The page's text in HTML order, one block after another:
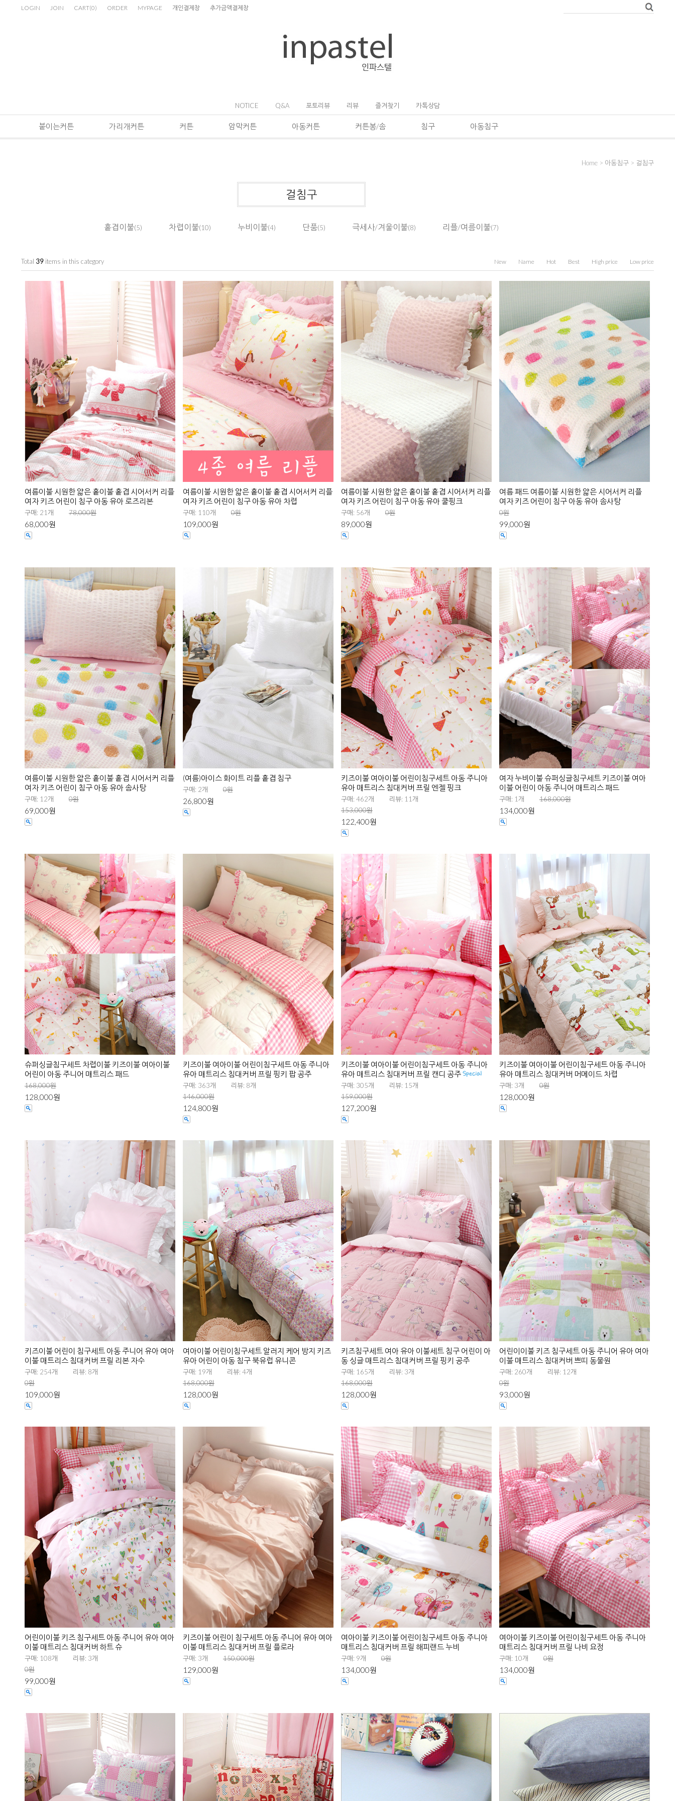
LOGIN JOIN CART(0) ORDER MYPAGE 개인결제창 추가금액결제창
NOTICE Q&A 포토리뷰 리뷰 즐겨찾기 카톡상담
붙이는커튼 가리개커튼 커튼 암막커튼 아동커튼 커튼봉/솜 침구 아동침구
Home > 아동침구 > 걸침구
걸침구
홑겹이불(5) 차렵이불(10) 누비이불(4) 단품(5) 극세사/겨울이불(8) 리플/여름이불(7)
Total 39 items in this category New Name Hot Best High price Low price
여름이불 시원한 얇은 홑이불 홑겹 시어서커 리플
여자 키즈 어린이 침구 아동 유아 로즈리본
구매: 21개 78,000원
68,000원
여름이불 시원한 얇은 홑이불 홑겹 시어서커 리플
여자 키즈 어린이 침구 아동 유아 차렵
구매: 110개 0원
109,000원
여름이불 시원한 얇은 홑이불 홑겹 시어서커 리플
여자 키즈 어린이 침구 아동 유아 쿨핑크
구매: 56개 0원
89,000원
여름 패드 여름이불 시원한 얇은 시어서커 리플
여자 키즈 어린이 침구 아동 유아 솜사탕
0원
99,000원
여름이불 시원한 얇은 홑이불 홑겹 시어서커 리플
여자 키즈 어린이 침구 아동 유아 솜사탕
구매: 12개 0원
69,000원
(여름)아이스 화이트 리플 홑겹 침구
구매: 2개 0원
26,800원
키즈이불 여아이불 어린이침구세트 아동 주니아
유아 매트리스 침대커버 프릴 엔젤 핑크
구매: 462개
리뷰: 11개
153,000원
122,400원
여자 누비이불 슈퍼싱글침구세트 키즈이불 여아
이불 어린이 아동 주니어 매트리스 패드
구매: 1개 168,000원
134,000원
슈퍼싱글침구세트 차렵이불 키즈이불 여아이불
어린이 아동 주니어 매트리스 패드
168,000원
128,000원
키즈이불 여아이불 어린이침구세트 아동 주니아
유아 매트리스 침대커버 프릴 핑키 팝 공주
구매: 363개
리뷰: 8개
146,000원
124,800원
키즈이불 여아이불 어린이침구세트 아동 주니아
유아 매트리스 침대커버 프릴 캔디 공주
구매: 305개
리뷰: 15개
159,000원
127,200원
키즈이불 여아이불 어린이침구세트 아동 주니아
유아 매트리스 침대커버 머메이드 차렵
구매: 3개 0원
128,000원
키즈이불 어린이 침구세트 아동 주니어 유아 여아
이불 매트리스 침대커버 프릴 리본 자수
구매: 254개
리뷰: 8개
0원
109,000원
여아이불 어린이침구세트 알러지 케어 방지 키즈
유아 어린이 아동 침구 북유럽 유니콘
구매: 19개
리뷰: 4개
168,000원
128,000원
키즈침구세트 여아 유아 이불세트 침구 어린이 아
동 싱글 매트리스 침대커버 프릴 핑키 공주
구매: 165개
리뷰: 3개
168,000원
128,000원
어린이이불 키즈 침구세트 아동 주니어 유아 여아
이불 매트리스 침대커버 쁘띠 동물원
구매: 260개
리뷰: 12개
0원
93,000원
어린이이불 키즈 침구세트 아동 주니어 유아 여아
이불 매트리스 침대커버 하트 슈
구매: 108개
리뷰: 3개
0원
99,000원
키즈이불 어린이 침구세트 아동 주니어 유아 여아
이불 매트리스 침대커버 프릴 플로라
구매: 3개 150,000원
129,000원
여아이불 키즈이불 어린이침구세트 아동 주니아
매트리스 침대커버 프릴 해피랜드 누비
구매: 9개 0원
134,000원
여아이불 키즈이불 어린이침구세트 아동 주니아
매트리스 침대커버 프릴 나비 요정
구매: 10개 0원
134,000원